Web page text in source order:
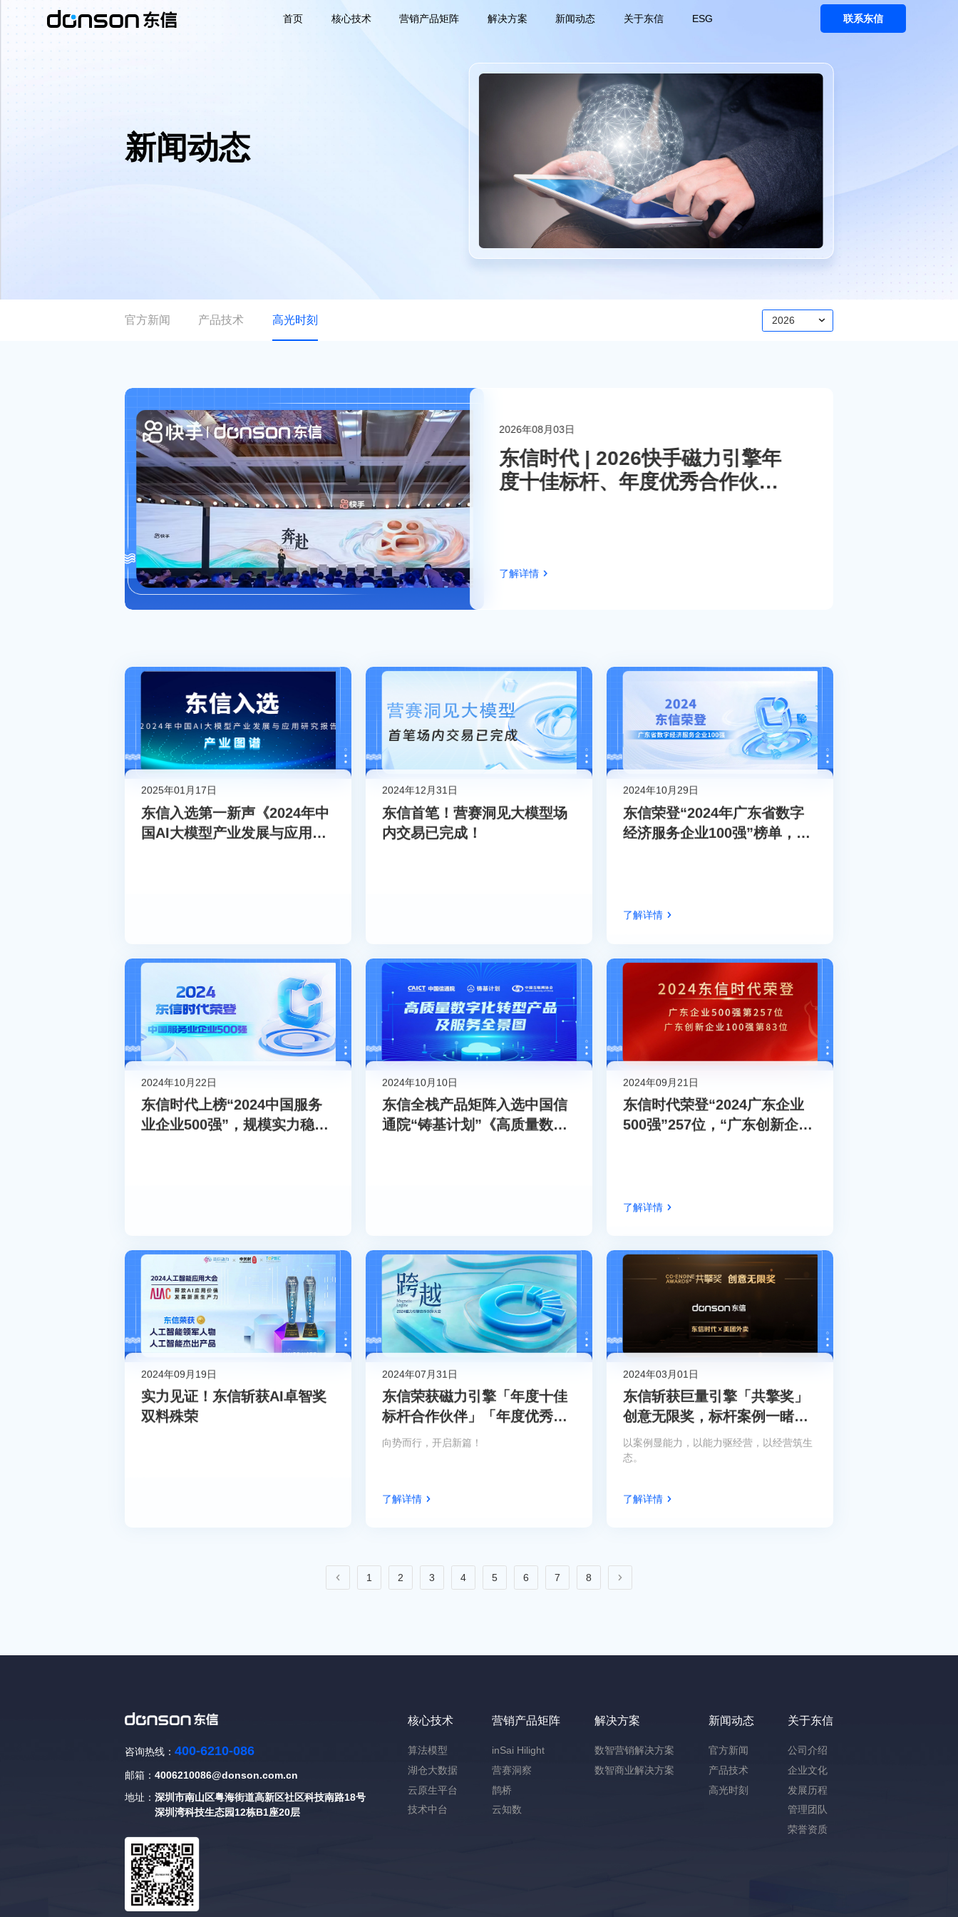
首页 核心技术 营销产品矩阵 解决方案 新闻动态 关于东信 ESG
首页
联系东信
联系东信
新闻动态
官方新闻 产品技术 高光时刻 2026
2026年08月03日
东信时代 | 2026快手磁力引擎年
度十佳标杆、年度优秀合作伙
了解详情
2025年01月17日
东信入选第一新声《2024年中
国AI大模型产业发展与应用研
2024年12月31日
东信首笔！营赛洞见大模型场
内交易已完成！
2024年10月29日
东信荣登“2024年广东省数字
经济服务企业100强”榜单，位
了解详情
2024年10月22日
东信时代上榜“2024中国服务
业企业500强”，规模实力稳步
2024年10月10日
东信全栈产品矩阵入选中国信
通院“铸基计划”《高质量数字
2024年09月21日
东信时代荣登“2024广东企业
500强”257位，“广东创新企业
了解详情
2024年09月19日
实力见证！东信斩获AI卓智奖
双料殊荣
2024年07月31日
东信荣获磁力引擎「年度十佳
标杆合作伙伴」「年度优秀合
作伙伴」，与快手共同携手跨
向势而行，开启新篇！
了解详情
2024年03月01日
东信斩获巨量引擎「共擎奖」
创意无限奖，标杆案例一睹为
快
以案例显能力，以能力驱经营，以经营筑生
态。
了解详情
1 2 3 4 5 6 7 8
咨询热线： 400-6210-086
邮箱： 4006210086@donson.com.cn
地址： 深圳市南山区粤海街道高新区社区科技南路18号
深圳湾科技生态园12栋B1座20层
核心技术
算法模型
湖仓大数据
云原生平台
技术中台
营销产品矩阵
inSai Hilight
营赛洞察
鹊桥
云知数
解决方案
数智营销解决方案
数智商业解决方案
新闻动态
官方新闻
产品技术
高光时刻
关于东信
公司介绍
企业文化
发展历程
管理团队
荣誉资质